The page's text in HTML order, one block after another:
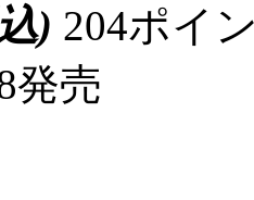
) 204ポイ
発売